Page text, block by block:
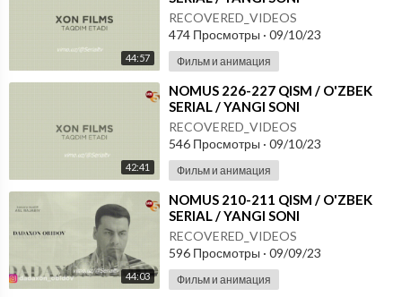
44:57
RECOVERED_VIDEOS
474 Просмотры · 09/10/23
Фильм и анимация
42:41
⁣NOMUS 226-227 QISM / O'ZBEK
SERIAL / YANGI SONI
RECOVERED_VIDEOS
546 Просмотры · 09/10/23
Фильм и анимация
44:03
⁣NOMUS 210-211 QISM / O'ZBEK
SERIAL / YANGI SONI
RECOVERED_VIDEOS
596 Просмотры · 09/09/23
Фильм и анимация